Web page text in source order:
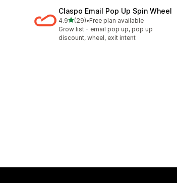
Claspo Email Pop Up Spin Wheel
4.9滿分 5 顆星
(29)
共有 29 則評價
•Free plan available
Grow list - email pop up, pop up
discount, wheel, exit intent